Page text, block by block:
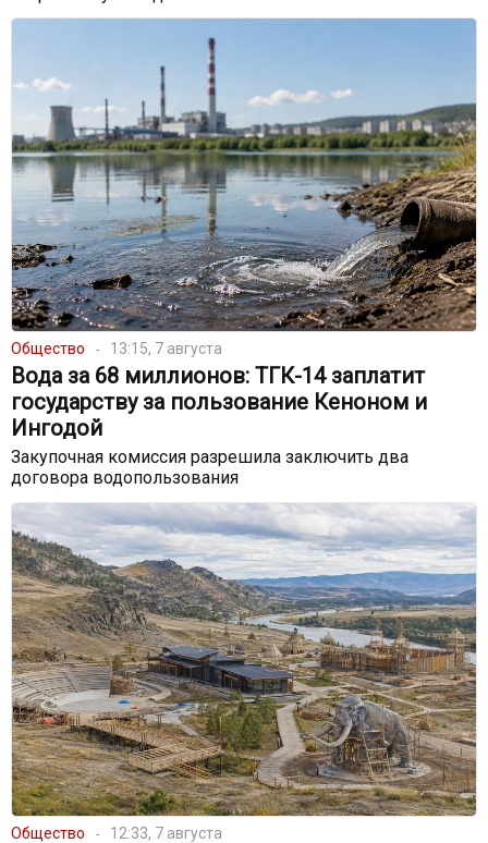
Общество 13:15, 7 августа
Вода за 68 миллионов: ТГК-14 заплатит
государству за пользование Кеноном и
Ингодой
Закупочная комиссия разрешила заключить два
договора водопользования
Общество 12:33, 7 августа